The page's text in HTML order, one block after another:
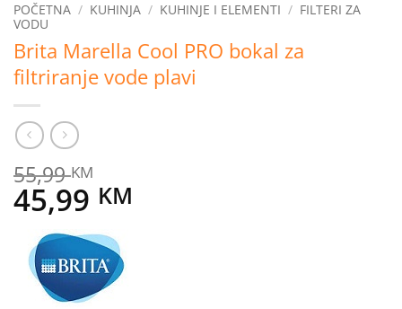
POČETNA / KUHINJA / KUHINJE I ELEMENTI / FILTERI ZA
VODU
Brita Marella Cool PRO bokal za
filtriranje vode plavi
55,99KM
Original
price
was:
55,99 KM.
45,99 KM